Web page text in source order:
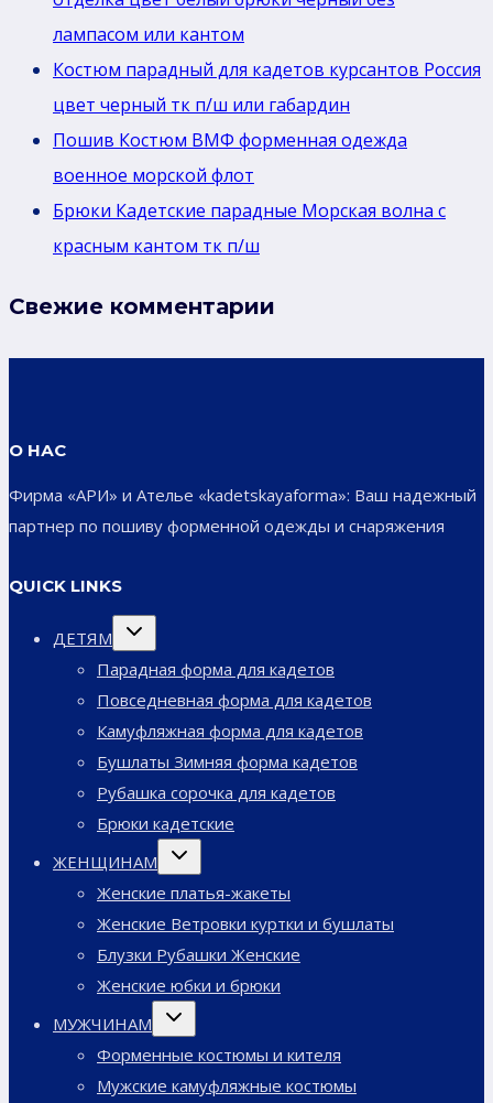
лaмпасом или кантом
Костюм парадный для кадетов курсантов Россия
цвет черный тк п/ш или габардин
Пошив Костюм ВМФ форменная одежда
военное морской флот
Брюки Кадетские парадные Морская волна с
красным кантом тк п/ш
Свежие комментарии
О НАС
Фирма «АРИ» и Ателье «kadetskayaforma»: Ваш надежный
партнер по пошиву форменной одежды и снаряжения
QUICK LINKS
ДЕТЯМ
Переключить
дочернее
Парадная форма для кадетов
Повседневная форма для кадетов
Камуфляжная форма для кадетов
Бушлаты Зимняя форма кадетов
Рубашка сорочка для кадетов
Брюки кадетские
ЖЕНЩИНАМ
Переключить
дочернее
Женские платья-жакеты
Женские Ветровки куртки и бушлаты
Блузки Рубашки Женские
Женские юбки и брюки
МУЖЧИНАМ
Переключить
дочернее
Форменные костюмы и кителя
Мужские камуфляжные костюмы